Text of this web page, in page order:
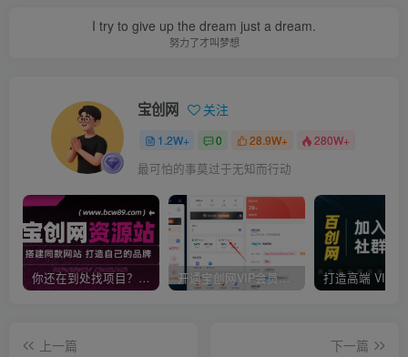
I try to give up the dream just a dream.
努力了才叫梦想
宝创网 关注
1.2W+ 0 28.9W+ 280W+
最可怕的事莫过于无知而行动
你还在到处找项目？还在当韭菜？我靠卖项目一个月收入5万+，曾经我也是个失败者。 开通宝创网VIP会员，尊享全站资源免费下载，享70%的推广提成！！【限时五折优惠】
上一篇
下一篇